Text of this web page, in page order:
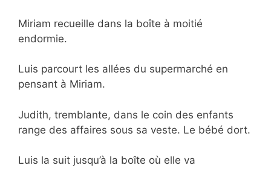
Miriam recueille dans la boîte à moitié
endormie.
Luis parcourt les allées du supermarché en
pensant à Miriam.
Judith, tremblante, dans le coin des enfants
range des affaires sous sa veste. Le bébé dort.
Luis la suit jusqu’à la boîte où elle va